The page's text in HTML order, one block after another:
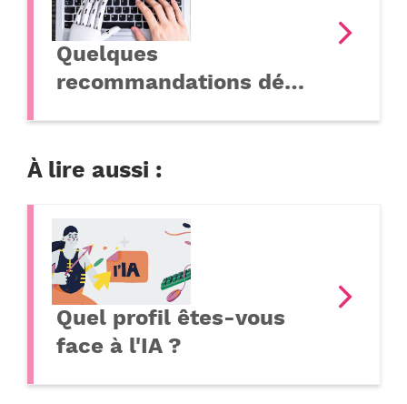
Quelques
recommandations dé…
À lire aussi :
Quel profil êtes-vous
face à l'IA ?